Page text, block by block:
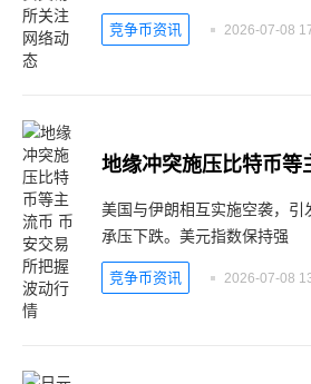
竞争币资讯 2026-07-08
地缘冲突施压比特币等
美国与伊朗相互实施空袭，
承压下跌。美元指数保持强
竞争币资讯 2026-07-08